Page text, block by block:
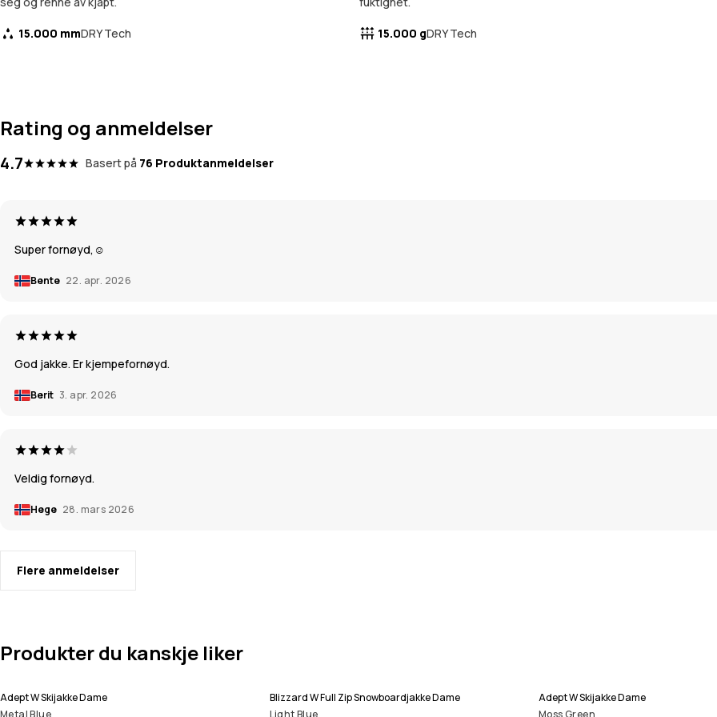
15.000 mmDRY Tech 15.000 gDRY Tech
Rating og anmeldelser
4.7 Basert på 76 Produktanmeldelser
Super fornøyd,☺️
Bente 22. apr. 2026
God jakke. Er kjempefornøyd.
Berit 3. apr. 2026
Veldig fornøyd.
Hege 28. mars 2026
Flere anmeldelser
Produkter du kanskje liker
Adept W Skijakke Dame
Metal Blue
Blizzard W Full Zip Snowboardjakke Dame
Light Blue
Adept W Skijakke Dame
Moss Green